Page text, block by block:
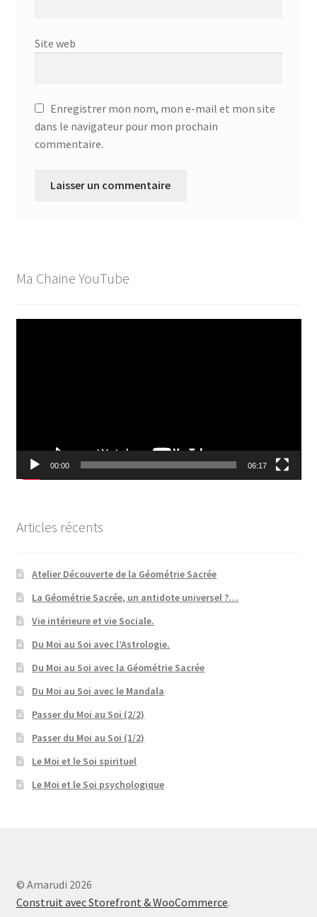
Site web
Enregistrer mon nom, mon e-mail et mon site
dans le navigateur pour mon prochain
commentaire.
Ma Chaine YouTube
00:00 06:17
Articles récents
Atelier Découverte de la Géométrie Sacrée
La Géométrie Sacrée, un antidote universel ?…
Vie intérieure et vie Sociale.
Du Moi au Soi avec l’Astrologie.
Du Moi au Soi avec la Géométrie Sacrée
Du Moi au Soi avec le Mandala
Passer du Moi au Soi (2/2)
Passer du Moi au Soi (1/2)
Le Moi et le Soi spirituel
Le Moi et le Soi psychologique
© Amarudi 2026
Construit avec Storefront & WooCommerce.